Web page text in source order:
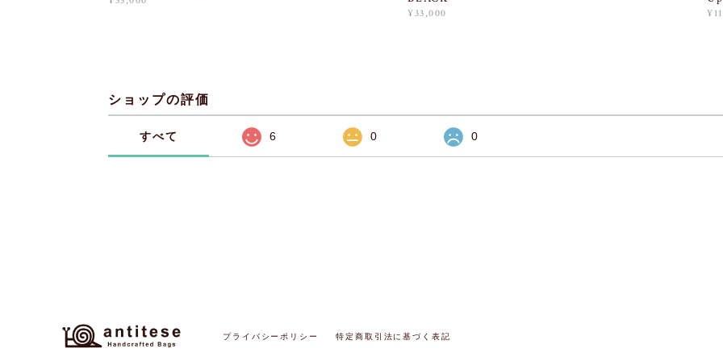
¥33,000
ショップの評価
すべて 6 0 0
プライバシーポリシー 特定商取引法に基づく表記